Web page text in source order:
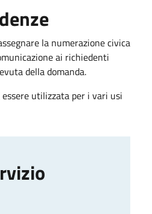
la numerazione civica
ai richiedenti
della domanda.
utilizzata per i vari usi